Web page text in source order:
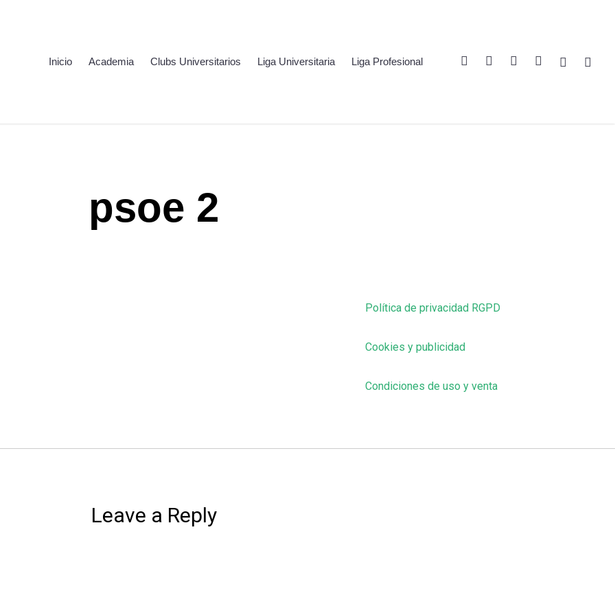
Inicio Academia Clubs Universitarios Liga Universitaria Liga Profesional Twitter LinkedinYoutubeInstagramSpotify Twitch
psoe 2
Política de privacidad RGPD
Cookies y publicidad
Condiciones de uso y venta
Leave a Reply